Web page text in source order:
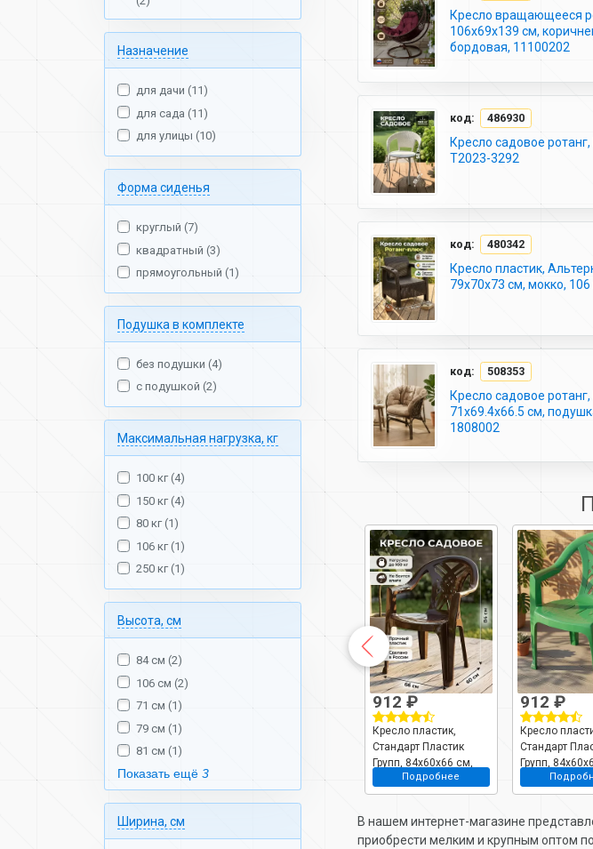
Назначение
для дачи (11)
для сада (11)
для улицы (10)
Форма сиденья
круглый (7)
квадратный (3)
прямоугольный (1)
Подушка в комплекте
без подушки (4)
с подушкой (2)
Максимальная нагрузка, кг
100 кг (4)
150 кг (4)
80 кг (1)
106 кг (1)
250 кг (1)
Высота, см
84 см (2)
106 см (2)
71 см (1)
79 см (1)
81 см (1)
Показать ещё 3
Ширина, см
Кресло вращающееся
106х69х139 см,
бордовая, 11100202
код: 486930
Кресло садовое
Т2023-3292
код: 480342
Кресло пластик,
79х70х73 см, мокко,
код: 508353
Кресло садовое
71х69.4х66.5 см,
1808002
3 516 ₽
Кресло садовое
ротанг, Кения Мини,
Подробнее
коричневое, 150 кг,
912 ₽
Кресло пластик,
Стандарт Пластик
Групп, 84х60х66 см,
шоколадное, 100 кг
Подробнее
912 ₽
Кресло
Стандарт
Групп,
зеленое, 100
В нашем интернет-магазине
приобрести мелким и крупным оптом